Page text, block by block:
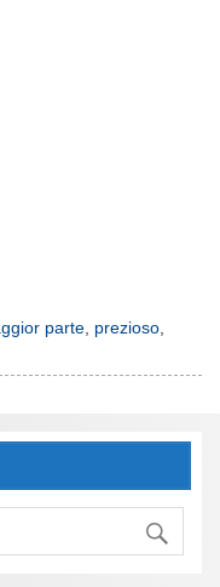
parte, prezioso,